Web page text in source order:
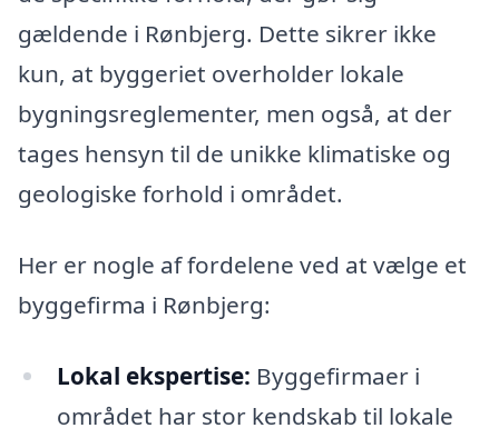
gældende i Rønbjerg. Dette sikrer ikke
kun, at byggeriet overholder lokale
bygningsreglementer, men også, at der
tages hensyn til de unikke klimatiske og
geologiske forhold i området.
Her er nogle af fordelene ved at vælge et
byggefirma i Rønbjerg:
Lokal ekspertise: Byggefirmaer i
området har stor kendskab til lokale